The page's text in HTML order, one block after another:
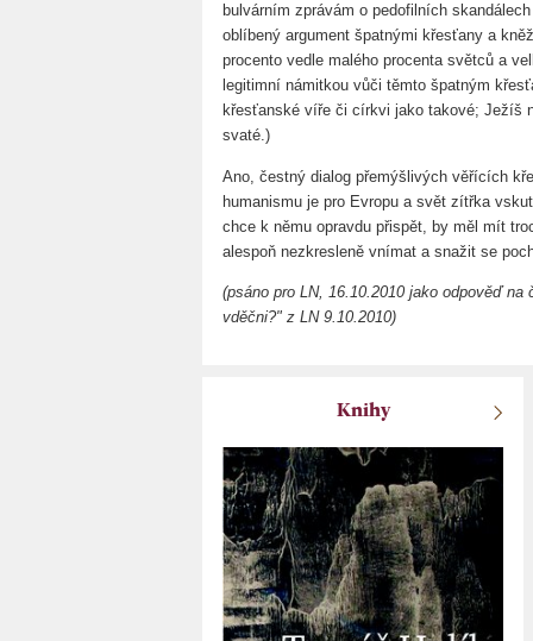
bulvárním zprávám o pedofilních
oblíbený argument špatnými křesťany a
procento vedle malého procenta světců a
legitimní námitkou vůči těmto špatným
křesťanské víře či církvi jako takové; Ježíš
svaté.)
Ano, čestný dialog přemýšlivých věřících
humanismu je pro Evropu a svět zítřka
chce k němu opravdu přispět, by měl mít
alespoň nezkresleně vnímat a snažit se
(psáno pro LN, 16.10.2010 jako odpověď
vděčni?" z LN 9.10.2010)
Knihy